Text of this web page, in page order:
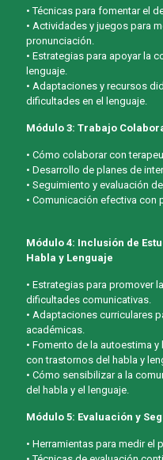
• Técnicas para fomentar el
• Actividades y juegos para
pronunciación.
• Estrategias para apoyar la
lenguaje.
• Adaptaciones y recursos
dificultades en el lenguaje.
Módulo 3: Trabajo
• Cómo colaborar con
• Desarrollo de planes de
• Seguimiento y evaluación
• Comunicación efectiva con
Módulo 4: Inclusión de
Habla y Lenguaje
• Estrategias para promover
dificultades comunicativas.
• Adaptaciones curriculares
académicas.
• Fomento de la autoestima
con trastornos del habla y
• Cómo sensibilizar a la
del habla y el lenguaje.
Módulo 5: Evaluación y
• Herramientas para medir el